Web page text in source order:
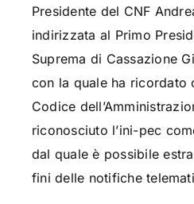
Presidente del CNF
indirizzata al Primo
Suprema di Cassazione
con la quale ha ricordato
Codice
riconosciuto l’ini-pec
dal quale è possibile
fini delle notifiche